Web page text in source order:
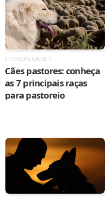
CURIOSIDADES
Cães pastores: conheça
as 7 principais raças
para pastoreio